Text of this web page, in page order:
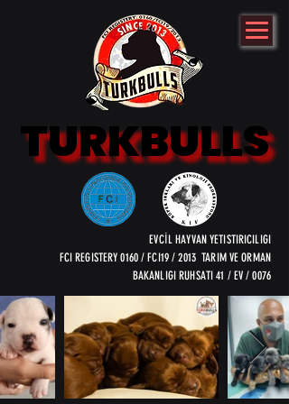
TURKBULLS
TURKBULLS
EVCİL HAYVAN YETISTIRICILIGI
FCI REGISTERY 0160 / FCI19 / 2013 TARIM VE ORMAN
BAKANLIGI RUHSATI 41 / EV / 0076